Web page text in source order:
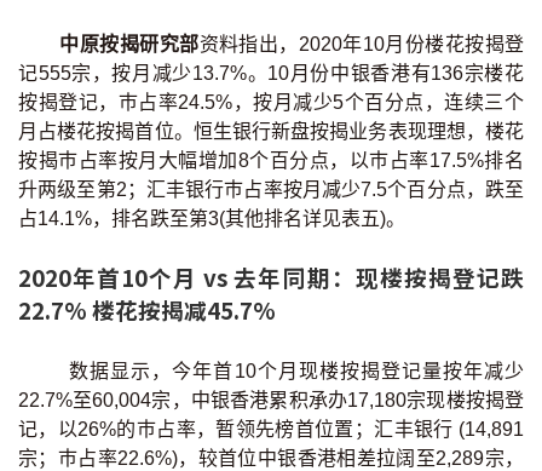
按揭百科
实时银行资讯
装修·保险优惠
装修设计专栏
火险、家居、宠物保险
保险资讯专栏
中原按揭研究部资料指出，2020年10月份楼花按揭登
记555宗，按月减少13.7%。10月份中银香港有136宗楼花
按揭登记，巿占率24.5%，按月减少5个百分点，连续三个
月占楼花按揭首位。恒生银行新盘按揭业务表现理想，楼花
按揭巿占率按月大幅增加8个百分点，以巿占率17.5%排名
升两级至第2；汇丰银行巿占率按月减少7.5个百分点，跌至
占14.1%，排名跌至第3(其他排名详见表五)。
2020年首10个月 vs 去年同期：现楼按揭登记跌
22.7% 楼花按揭减45.7%
数据显示，今年首10个月现楼按揭登记量按年减少
22.7%至60,004宗，中银香港累积承办17,180宗现楼按揭登
记，以26%的巿占率，暂领先榜首位置；汇丰银行 (14,891
宗；巿占率22.6%)，较首位中银香港相差拉阔至2,289宗，